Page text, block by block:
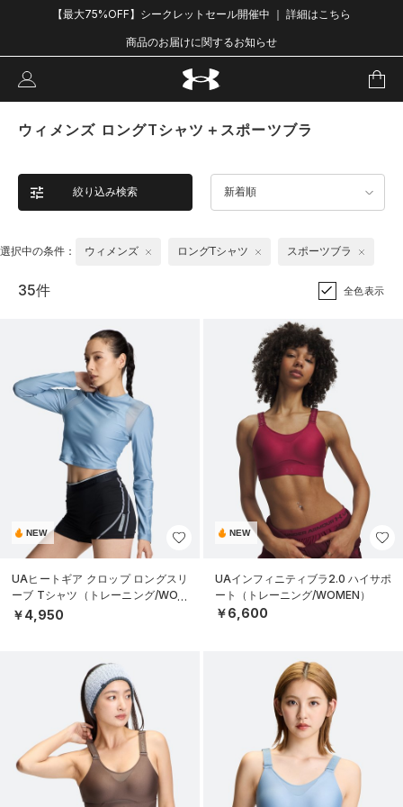
【最大75%OFF】シークレットセール開催中 ｜ 詳細はこちら
商品のお届けに関するお知らせ
ウィメンズ ロングTシャツ＋スポーツブラ
絞り込み検索 新着順
選択中の条件： ウィメンズ ロングTシャツ スポーツブラ
35件 全色表示
NEW
UAヒートギア クロップ ロングスリ
ーブ Tシャツ（トレーニング/WOM
EN）
￥4,950
NEW
UAインフィニティブラ2.0 ハイサポ
ート（トレーニング/WOMEN）
￥6,600